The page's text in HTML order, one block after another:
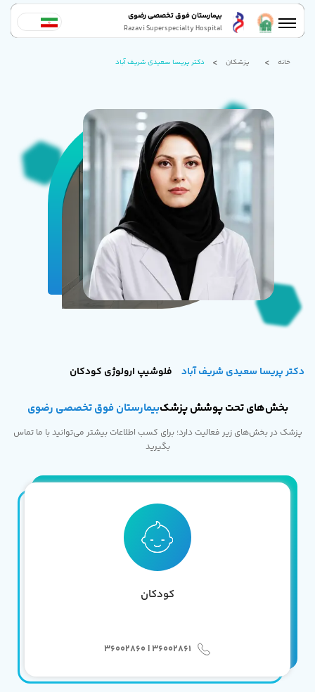
بیمارستان فوق تخصصی رضوی
Razavi Superspecialty Hospital
خانه پزشکان دکتر پریسا سعیدی شریف آباد
دکتر پریسا سعیدی شریف آباد فلوشیپ ارولوژی کودکان
بخش‌های تحت پوشش پزشکبیمارستان فوق تخصصی رضوی
پزشک در بخش‌های زیر فعالیت دارد؛ برای کسب اطلاعات بیشتر می‌توانید با ما تماس
بگیرید
کودکان
36002861 | 36002860